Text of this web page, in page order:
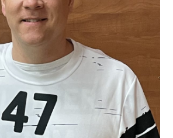
RA
Jahrgang
Körpergröße
Frühere Stationen